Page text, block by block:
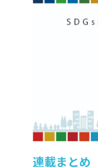
連載まとめ